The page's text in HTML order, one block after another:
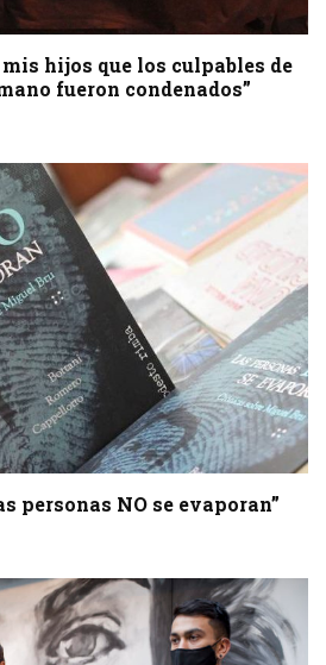
hijos que los culpables de
fueron condenados”
personas NO se evaporan”